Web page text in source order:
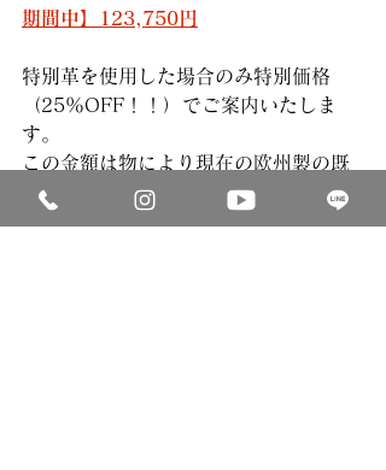
期間中】123,750円
特別革を使用した場合のみ特別価格
（25％OFF！！）でご案内いたしま
す。
この金額は物により現在の欧州製の既
製品よりも安い金額ではないでしょう